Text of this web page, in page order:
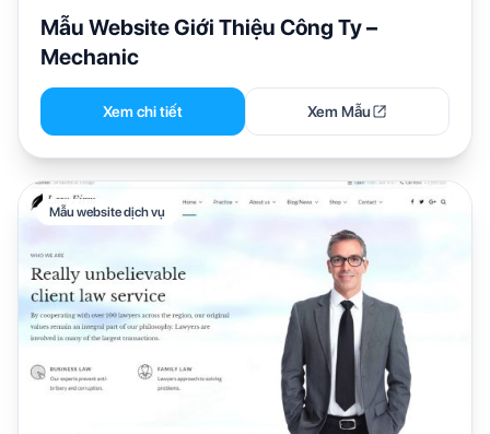
Mẫu Website Giới Thiệu Công Ty –
Mechanic
Xem chi tiết Xem Mẫu
Mẫu website dịch vụ